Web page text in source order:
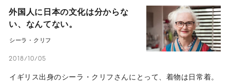
InstagramやYouTubeなどSNSを中心に活躍中の動画クリ
エイター／コメディアンで、Instagramのフォロワーは50万
人にも上っている。「日本の文化や風物詩に出合った外国人が
ビックリする」という内容が大人気だ。ヤバタンさんは高校生
の時に日本に興味を持ち、19歳で初めて東京と大阪へ旅行。そ
の後も日本語を勉強し、5年前から本格的に日本に移り住ん
外国人に日本の文化は分からな
い、なんてない。
シーラ・クリフ
2018/10/05
イギリス出身のシーラ・クリフさんにとって、着物は日常着。